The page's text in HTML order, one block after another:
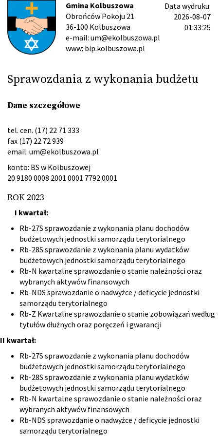
Gmina Kolbuszowa
Obrońców Pokoju 21
36-100 Kolbuszowa
e-mail: um@ekolbuszowa.pl
www: bip.kolbuszowa.pl
Data wydruku:
2026-08-07
01:33:25
Sprawozdania z wykonania budżetu
Dane szczegółowe
tel. cen. (17) 22 71 333
fax (17) 22 72 939
email: um@ekolbuszowa.pl
konto: BS w Kolbuszowej
20 9180 0008 2001 0001 7792 0001
ROK 2023
I kwartał:
Rb-27S sprawozdanie z wykonania planu dochodów
budżetowych jednostki samorządu terytorialnego
Rb-28S sprawozdanie z wykonania planu wydatków
budżetowych jednostki samorządu terytorialnego
Rb-N kwartalne sprawozdanie o stanie należności oraz
wybranych aktywów finansowych
Rb-NDS sprawozdanie o nadwyżce / deficycie jednostki
samorządu terytorialnego
Rb-Z Kwartalne sprawozdanie o stanie zobowiązań według
tytułów dłużnych oraz poręczeń i gwarancji
II kwartał:
Rb-27S sprawozdanie z wykonania planu dochodów
budżetowych jednostki samorządu terytorialnego
Rb-28S sprawozdanie z wykonania planu wydatków
budżetowych jednostki samorządu terytorialnego
Rb-N kwartalne sprawozdanie o stanie należności oraz
wybranych aktywów finansowych
Rb-NDS sprawozdanie o nadwyżce / deficycie jednostki
samorządu terytorialnego